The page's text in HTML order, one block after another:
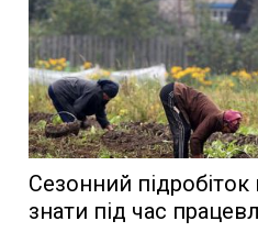
Сезонний
знати під час